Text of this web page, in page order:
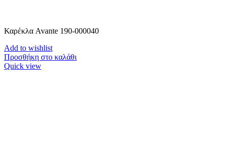
Καρέκλα Avante 190-000040
Add to wishlist
Προσθήκη στο καλάθι
Quick view